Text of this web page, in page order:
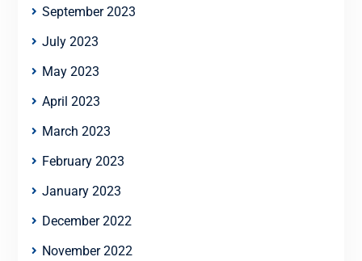
September 2023
July 2023
May 2023
April 2023
March 2023
February 2023
January 2023
December 2022
November 2022